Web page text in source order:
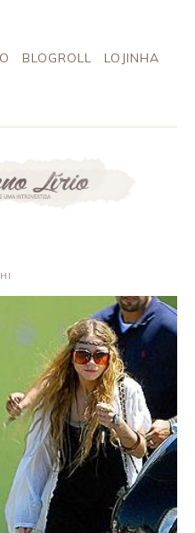
BLOGROLL LOJINHA